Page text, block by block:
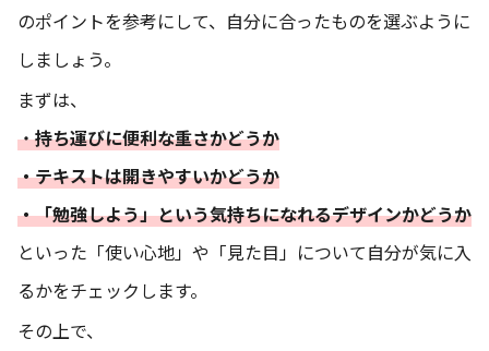
のポイントを参考にして、自分に合ったものを選ぶように
しましょう。
まずは、
・持ち運びに便利な重さかどうか
・テキストは開きやすいかどうか
・「勉強しよう」という気持ちになれるデザインかどうか
といった「使い心地」や「見た目」について自分が気に入
るかをチェックします。
その上で、